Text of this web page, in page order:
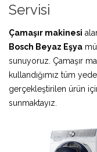
Servisi
Çamaşır makinesi
Bosch Beyaz Eşya
sunuyoruz. Çamaşır
kullandığımız tüm
gerçekleştirilen ürün
sunmaktayız.